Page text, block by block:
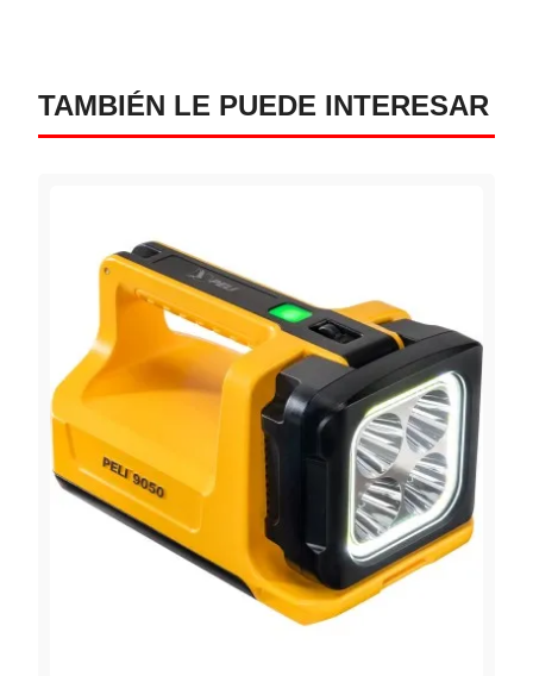
TAMBIÉN LE PUEDE INTERESAR